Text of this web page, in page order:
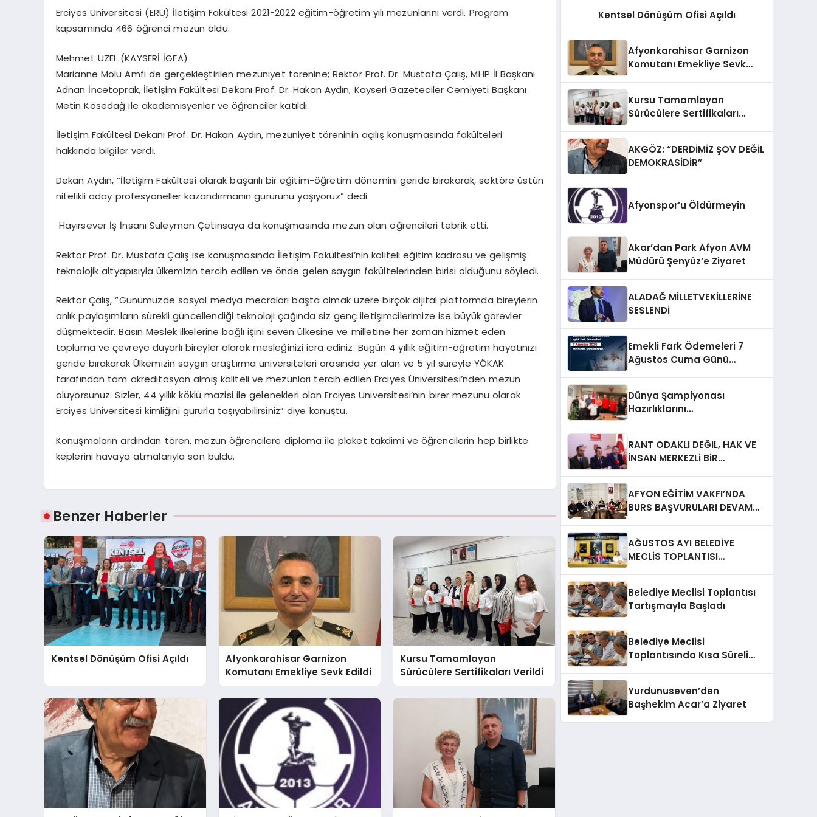
Erciyes Üniversitesi (ERÜ) İletişim Fakültesi 2021-2022 eğitim-öğretim yılı mezunlarını verdi. Program
kapsamında 466 öğrenci mezun oldu.
Mehmet UZEL (KAYSERİ İGFA)
Marianne Molu Amfi de gerçekleştirilen mezuniyet törenine; Rektör Prof. Dr. Mustafa Çalış, MHP İl Başkanı
Adnan İncetoprak, İletişim Fakültesi Dekanı Prof. Dr. Hakan Aydın, Kayseri Gazeteciler Cemiyeti Başkanı
Metin Kösedağ ile akademisyenler ve öğrenciler katıldı.
İletişim Fakültesi Dekanı Prof. Dr. Hakan Aydın, mezuniyet töreninin açılış konuşmasında fakülteleri
hakkında bilgiler verdi.
Dekan Aydın, “İletişim Fakültesi olarak başarılı bir eğitim-öğretim dönemini geride bırakarak, sektöre üstün
nitelikli aday profesyoneller kazandırmanın gururunu yaşıyoruz” dedi.
Hayırsever İş İnsanı Süleyman Çetinsaya da konuşmasında mezun olan öğrencileri tebrik etti.
Rektör Prof. Dr. Mustafa Çalış ise konuşmasında İletişim Fakültesi’nin kaliteli eğitim kadrosu ve gelişmiş
teknolojik altyapısıyla ülkemizin tercih edilen ve önde gelen saygın fakültelerinden birisi olduğunu söyledi.
Rektör Çalış, “Günümüzde sosyal medya mecraları başta olmak üzere birçok dijital platformda bireylerin
anlık paylaşımların sürekli güncellendiği teknoloji çağında siz genç iletişimcilerimize ise büyük görevler
düşmektedir. Basın Meslek ilkelerine bağlı işini seven ülkesine ve milletine her zaman hizmet eden
topluma ve çevreye duyarlı bireyler olarak mesleğinizi icra ediniz. Bugün 4 yıllık eğitim-öğretim hayatınızı
geride bırakarak Ülkemizin saygın araştırma üniversiteleri arasında yer alan ve 5 yıl süreyle YÖKAK
tarafından tam akreditasyon almış kaliteli ve mezunları tercih edilen Erciyes Üniversitesi’nden mezun
oluyorsunuz. Sizler, 44 yıllık köklü mazisi ile gelenekleri olan Erciyes Üniversitesi’nin birer mezunu olarak
Erciyes Üniversitesi kimliğini gururla taşıyabilirsiniz” diye konuştu.
Konuşmaların ardından tören, mezun öğrencilere diploma ile plaket takdimi ve öğrencilerin hep birlikte
keplerini havaya atmalarıyla son buldu.
Benzer Haberler
Kentsel Dönüşüm Ofisi Açıldı
Afyonkarahisar Garnizon
Komutanı Emekliye Sevk Edildi
Kursu Tamamlayan
Sürücülere Sertifikaları Verildi
Kentsel Dönüşüm Ofisi Açıldı
Afyonkarahisar Garnizon
Komutanı Emekliye Sevk
Kursu Tamamlayan
Sürücülere Sertifikaları
AKGÖZ: “DERDİMİZ ŞOV DEĞİL
DEMOKRASİDİR”
Afyonspor’u Öldürmeyin
Akar’dan Park Afyon AVM
Müdürü Şenyüz’e Ziyaret
ALADAĞ MİLLETVEKİLLERİNE
SESLENDİ
Emekli Fark Ödemeleri 7
Ağustos Cuma Günü
Dünya Şampiyonası
Hazırlıklarını
RANT ODAKLI DEĞIL, HAK VE
İNSAN MERKEZLi BiR
YANINDAYIZ!
AFYON EĞİTİM VAKFI’NDA
BURS BAŞVURULARI DEVAM
AĞUSTOS AYI BELEDİYE
MECLİS TOPLANTISI
Belediye Meclisi Toplantısı
Tartışmayla Başladı
Belediye Meclisi
Toplantısında Kısa Süreli
Yurdunuseven’den
Başhekim Acar’a Ziyaret